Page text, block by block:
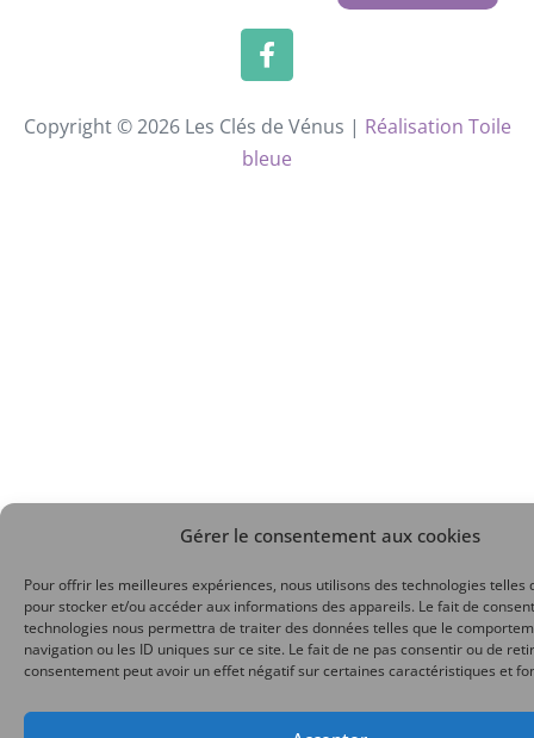
Gérer le consentement aux cookies
Pour offrir les meilleures expériences, nous utilisons des technologies telles
pour stocker et/ou accéder aux informations des appareils. Le fait de
technologies nous permettra de traiter des données telles que le
navigation ou les ID uniques sur ce site. Le fait de ne pas consentir ou de
consentement peut avoir un effet négatif sur certaines caractéristiques et
Copyright © 2026 Les Clés de Vénus | Réalisation Toile
bleue